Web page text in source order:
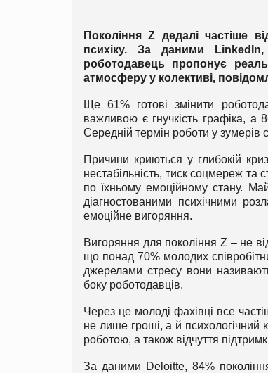
Покоління Z дедалі частіше
психіку. За даними
роботодавець пропонує
атмосферу у колективі,
Ще 61% готові змінити
важливою є гнучкість графіка,
Середній термін роботи у зумерів
Причини криються у глибокій
нестабільність, тиск соцмереж
по їхньому емоційному стану.
діагностованими психічними
емоційне вигоряння.
Вигоряння для покоління Z – не
що понад 70% молодих
джерелами стресу вони
боку роботодавців.
Через це молоді фахівці все
не лише гроші, а й психологічний
роботою, а також відчуття
За даними Deloitte, 84%